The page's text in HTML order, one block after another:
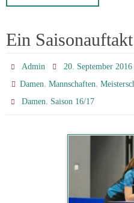
Ein
Admin
20. September 2016
Damen,Mannschaften,
Damen, Saison 16/17